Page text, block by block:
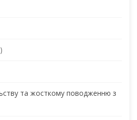
та жосткому поводженню з